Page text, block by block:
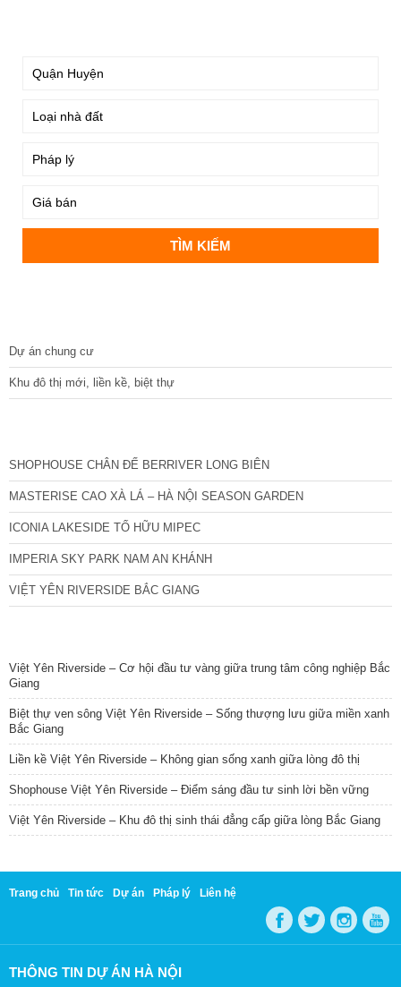
Dự án chung cư
Khu đô thị mới, liền kề, biệt thự
SHOPHOUSE CHÂN ĐẾ BERRIVER LONG BIÊN
MASTERISE CAO XÀ LÁ – HÀ NỘI SEASON GARDEN
ICONIA LAKESIDE TỐ HỮU MIPEC
IMPERIA SKY PARK NAM AN KHÁNH
VIỆT YÊN RIVERSIDE BẮC GIANG
Việt Yên Riverside – Cơ hội đầu tư vàng giữa trung tâm công nghiệp Bắc
Giang
Biệt thự ven sông Việt Yên Riverside – Sống thượng lưu giữa miền xanh
Bắc Giang
Liền kề Việt Yên Riverside – Không gian sống xanh giữa lòng đô thị
Shophouse Việt Yên Riverside – Điểm sáng đầu tư sinh lời bền vững
Việt Yên Riverside – Khu đô thị sinh thái đẳng cấp giữa lòng Bắc Giang
Trang chủ Tin tức Dự án Pháp lý Liên hệ
THÔNG TIN DỰ ÁN HÀ NỘI